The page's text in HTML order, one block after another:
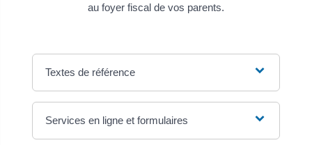
au foyer fiscal de vos parents.
Textes de référence
Services en ligne et formulaires